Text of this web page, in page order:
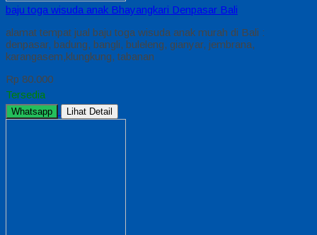
baju toga wisuda anak Bhayangkari Denpasar Bali
alamat tempat jual baju toga wisuda anak murah di Bali :
denpasar, badung, bangli, buleleng, gianyar, jembrana,
karangasem,klungkung, tabanan
Rp 80.000
Tersedia
Whatsapp Lihat Detail